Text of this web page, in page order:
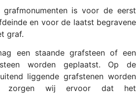
is voor de eerst
en voor de laatst begravene
graf.
een staande grafsteen of een
worden geplaatst. Op de
liggende grafstenen worden
zorgen wij ervoor dat het